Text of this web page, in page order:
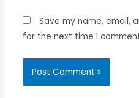
Save my name, email,
for the next time I